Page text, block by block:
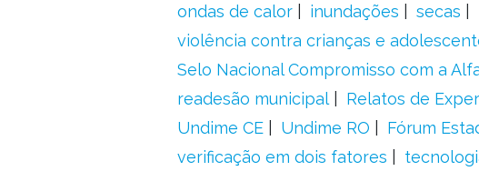
ondas de calor
inundações secas
violência contra crianças e
Selo Nacional Compromisso com a
readesão municipal
Relatos de
Undime CE
Undime RO Fórum
verificação em dois fatores